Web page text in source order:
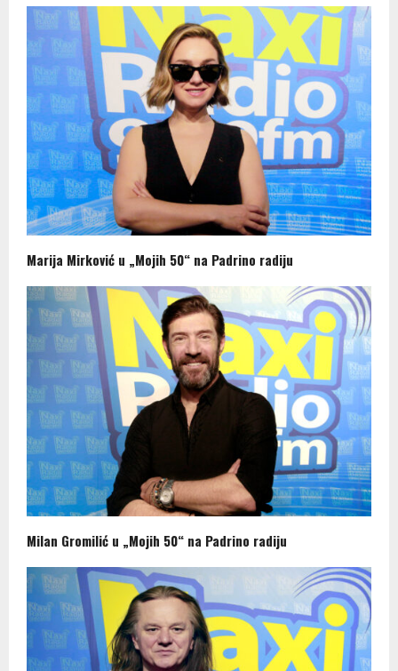
Marija Mirković u „Mojih 50“ na Padrino radiju
Milan Gromilić u „Mojih 50“ na Padrino radiju